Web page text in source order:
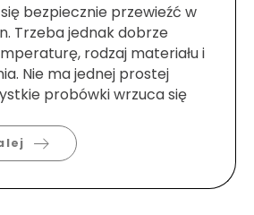
bezpiecznie przewieźć w
Trzeba jednak dobrze
rodzaj materiału i
Nie ma jednej prostej
probówki wrzuca się